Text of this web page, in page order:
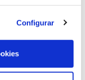
Configurar
un modelo de